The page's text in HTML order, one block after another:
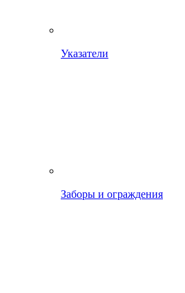
Указатели
Заборы и ограждения